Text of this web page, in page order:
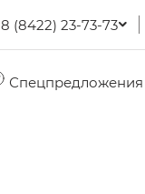
8 (8422) 23-73-73
Спецпредложения